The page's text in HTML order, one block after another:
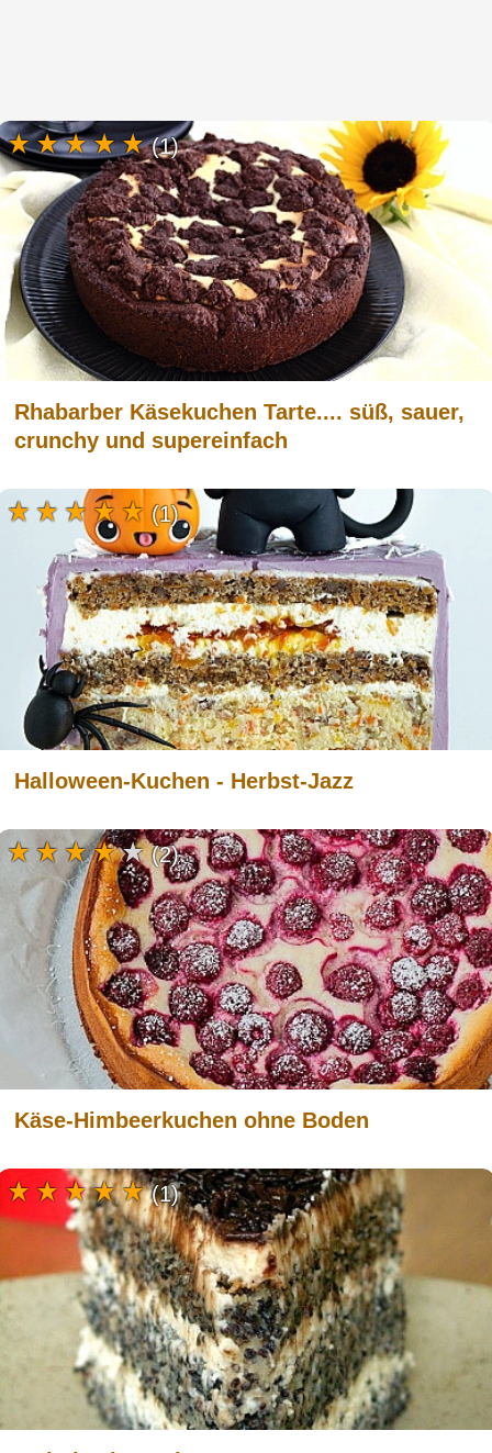
Rhabarber Käsekuchen Tarte.... süß, sauer,
crunchy und supereinfach
(1)
Halloween-Kuchen - Herbst-Jazz
(1)
Käse-Himbeerkuchen ohne Boden
(2)
(1)